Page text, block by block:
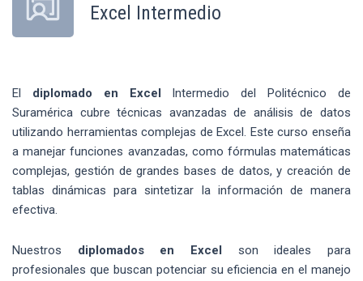
Excel Intermedio
El diplomado en Excel Intermedio del Politécnico de
Suramérica cubre técnicas avanzadas de análisis de datos
utilizando herramientas complejas de Excel. Este curso enseña
a manejar funciones avanzadas, como fórmulas matemáticas
complejas, gestión de grandes bases de datos, y creación de
tablas dinámicas para sintetizar la información de manera
efectiva.
Nuestros diplomados en Excel son ideales para
profesionales que buscan potenciar su eficiencia en el manejo